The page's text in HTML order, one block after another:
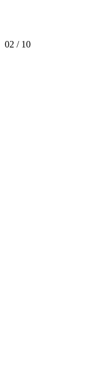
02 / 10